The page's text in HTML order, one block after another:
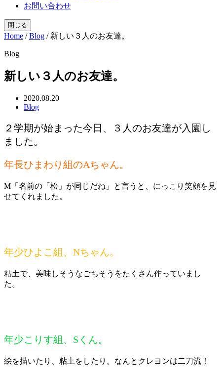
お問い合わせ
閉じる
Home /Blog / 新しい３人のお友達。
Blog
新しい３人のお友達。
2020.08.20
Blog
２学期が始まった今日、３人のお友達が入園し
ました。
年長ひまわり組のAちゃん。
M「名前の「松」が同じだね」と言うと、にっこり笑顔を見
せてくれました。
年少ひよこ組、Nちゃん。
粘土で、美味しそうなごちそうをたくさん作っていまし
た。
年少こりす組、Sくん。
絵を描いたり、粘土をしたり。なんとクレヨンは二刀流！